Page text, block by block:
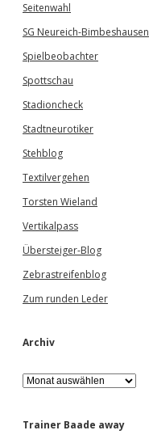
Seitenwahl
SG Neureich-Bimbeshausen
Spielbeobachter
Spottschau
Stadioncheck
Stadtneurotiker
Stehblog
Textilvergehen
Torsten Wieland
Vertikalpass
Übersteiger-Blog
Zebrastreifenblog
Zum runden Leder
Archiv
A
r
h
Trainer Baade away